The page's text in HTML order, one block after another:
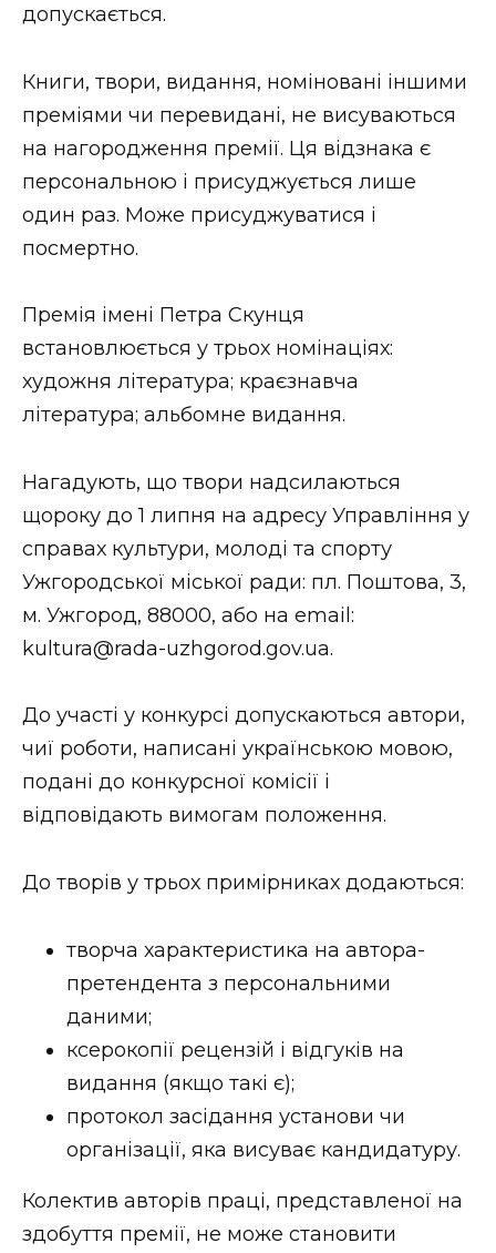
допускається.
Книги, твори, видання, номіновані іншими
преміями чи перевидані, не висуваються
на нагородження премії. Ця відзнака є
персональною і присуджується лише
один раз. Може присуджуватися і
посмертно.
Премія імені Петра Скунця
встановлюється у трьох номінаціях:
художня література; краєзнавча
література; альбомне видання.
Нагадують, що твори надсилаються
щороку до 1 липня на адресу Управління у
справах культури, молоді та спорту
Ужгородської міської ради: пл. Поштова, 3,
м. Ужгород, 88000, або на email:
kultura@rada-uzhgorod.gov.ua.
До участі у конкурсі допускаються автори,
чиї роботи, написані українською мовою,
подані до конкурсної комісії і
відповідають вимогам положення.
До творів у трьох примірниках додаються:
творча характеристика на автора-
претендента з персональними
даними;
ксерокопії рецензій і відгуків на
видання (якщо такі є);
протокол засідання установи чи
організації, яка висуває кандидатуру.
Колектив авторів праці, представленої на
здобуття премії, не може становити